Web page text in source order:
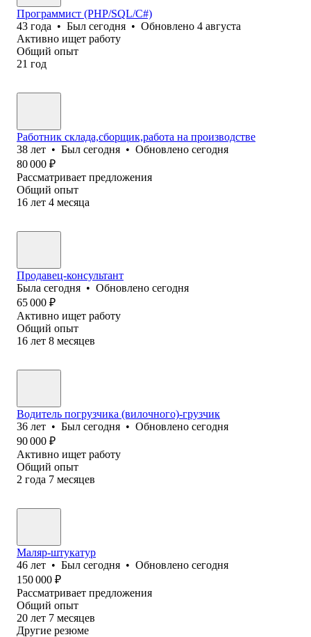
Программист (PHP/SQL/C#)
43 года • Был сегодня • Обновлено 4 августа
Активно ищет работу
Общий опыт
21 год
Работник склада,сборщик,работа на производстве
38 лет • Был сегодня • Обновлено сегодня
80 000 ₽
Рассматривает предложения
Общий опыт
16 лет 4 месяца
Продавец-консультант
Была сегодня • Обновлено сегодня
65 000 ₽
Активно ищет работу
Общий опыт
16 лет 8 месяцев
Водитель погрузчика (вилочного)-грузчик
36 лет • Был сегодня • Обновлено сегодня
90 000 ₽
Активно ищет работу
Общий опыт
2 года 7 месяцев
Маляр-штукатур
46 лет • Был сегодня • Обновлено сегодня
150 000 ₽
Рассматривает предложения
Общий опыт
20 лет 7 месяцев
Другие резюме